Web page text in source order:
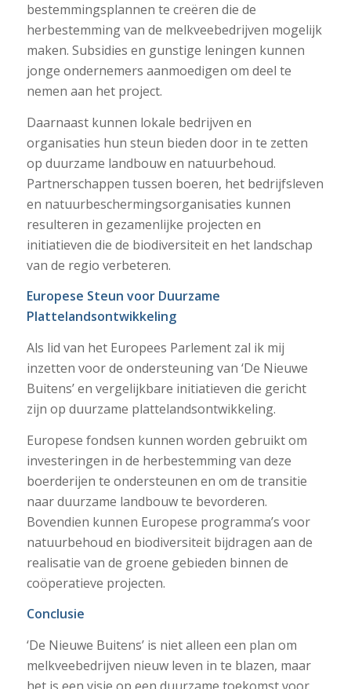
bestemmingsplannen te creëren die de
herbestemming van de melkveebedrijven mogelijk
maken. Subsidies en gunstige leningen kunnen
jonge ondernemers aanmoedigen om deel te
nemen aan het project.
Daarnaast kunnen lokale bedrijven en
organisaties hun steun bieden door in te zetten
op duurzame landbouw en natuurbehoud.
Partnerschappen tussen boeren, het bedrijfsleven
en natuurbeschermingsorganisaties kunnen
resulteren in gezamenlijke projecten en
initiatieven die de biodiversiteit en het landschap
van de regio verbeteren.
Europese Steun voor Duurzame
Plattelandsontwikkeling
Als lid van het Europees Parlement zal ik mij
inzetten voor de ondersteuning van ‘De Nieuwe
Buitens’ en vergelijkbare initiatieven die gericht
zijn op duurzame plattelandsontwikkeling.
Europese fondsen kunnen worden gebruikt om
investeringen in de herbestemming van deze
boerderijen te ondersteunen en om de transitie
naar duurzame landbouw te bevorderen.
Bovendien kunnen Europese programma’s voor
natuurbehoud en biodiversiteit bijdragen aan de
realisatie van de groene gebieden binnen de
coöperatieve projecten.
Conclusie
‘De Nieuwe Buitens’ is niet alleen een plan om
melkveebedrijven nieuw leven in te blazen, maar